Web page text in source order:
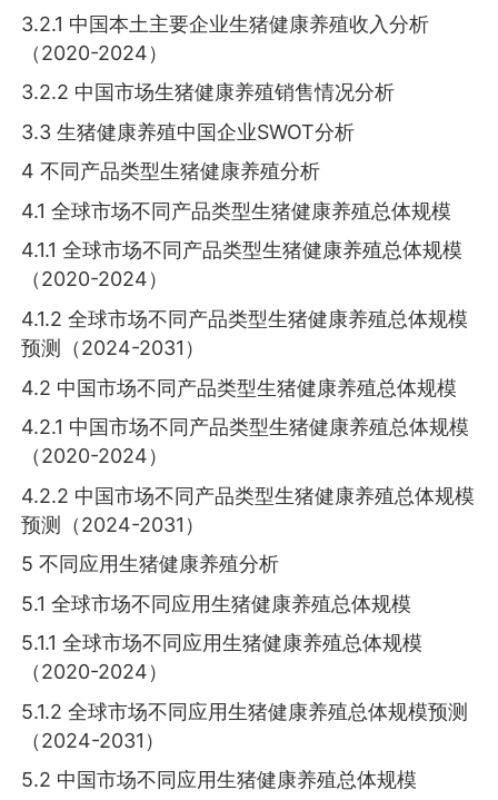
3.2.1 中国本土主要企业生猪健康养殖收入分析
（2020-2024）
3.2.2 中国市场生猪健康养殖销售情况分析
3.3 生猪健康养殖中国企业SWOT分析
4 不同产品类型生猪健康养殖分析
4.1 全球市场不同产品类型生猪健康养殖总体规模
4.1.1 全球市场不同产品类型生猪健康养殖总体规模
（2020-2024）
4.1.2 全球市场不同产品类型生猪健康养殖总体规模
预测（2024-2031）
4.2 中国市场不同产品类型生猪健康养殖总体规模
4.2.1 中国市场不同产品类型生猪健康养殖总体规模
（2020-2024）
4.2.2 中国市场不同产品类型生猪健康养殖总体规模
预测（2024-2031）
5 不同应用生猪健康养殖分析
5.1 全球市场不同应用生猪健康养殖总体规模
5.1.1 全球市场不同应用生猪健康养殖总体规模
（2020-2024）
5.1.2 全球市场不同应用生猪健康养殖总体规模预测
（2024-2031）
5.2 中国市场不同应用生猪健康养殖总体规模